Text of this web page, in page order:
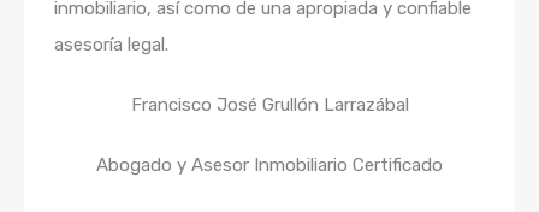
inmobiliario, así como de una apropiada y confiable
asesoría legal.
Francisco José Grullón Larrazábal
Abogado y Asesor Inmobiliario Certificado